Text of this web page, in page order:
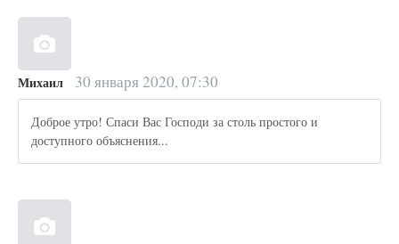
Михаил 30 января 2020, 07:30
Доброе утро! Спаси Вас Господи за столь простого и
доступного объяснения...